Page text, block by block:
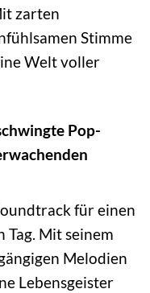
zarten
Stimme
Welt voller
Pop-
für einen
Tag. Mit seinem
Melodien
Lebensgeister